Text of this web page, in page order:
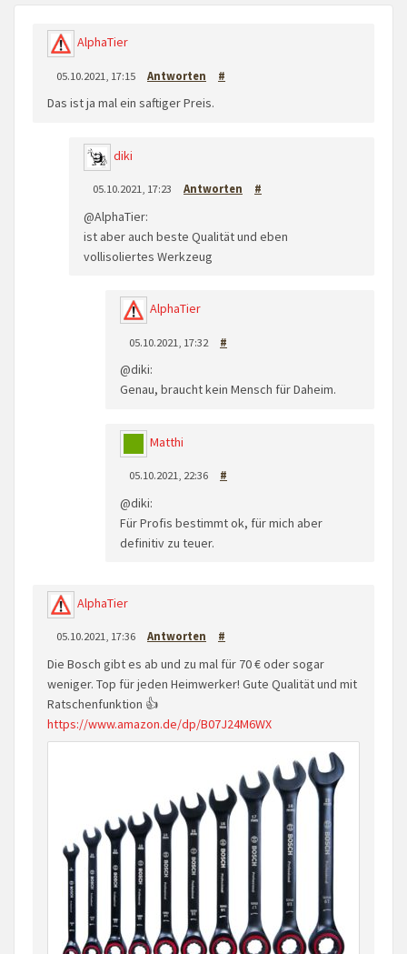
AlphaTier
05.10.2021, 17:15 Antworten #
Das ist ja mal ein saftiger Preis.
diki
05.10.2021, 17:23 Antworten #
@AlphaTier:
ist aber auch beste Qualität und eben
vollisoliertes Werkzeug
AlphaTier
05.10.2021, 17:32 #
@diki:
Genau, braucht kein Mensch für Daheim.
Matthi
05.10.2021, 22:36 #
@diki:
Für Profis bestimmt ok, für mich aber
definitiv zu teuer.
AlphaTier
05.10.2021, 17:36 Antworten #
Die Bosch gibt es ab und zu mal für 70 € oder sogar
weniger. Top für jeden Heimwerker! Gute Qualität und mit
Ratschenfunktion 👍
https://www.amazon.de/dp/B07J24M6WX